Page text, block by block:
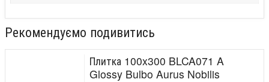
Рекомендуємо подивитись
Плитка 100x300 BLCA071 A
Glossy Bulbo Aurus Nobilis